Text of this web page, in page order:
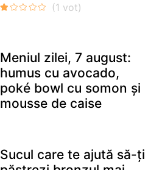
Meniul zilei, 7 august:
humus cu avocado,
poké bowl cu somon și
mousse de caise
Sucul care te ajută să-ți